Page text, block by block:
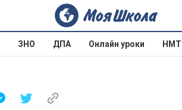
ЗНО ДПА Онлайн уроки НМТ